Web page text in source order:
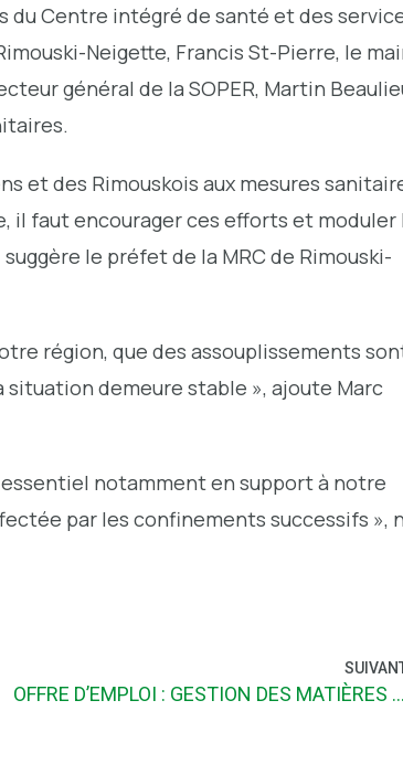
du Centre intégré de santé et des
Neigette, Francis St-Pierre, le
général de la SOPER, Martin
et des Rimouskois aux mesures
il faut encourager ces efforts et moduler
le préfet de la MRC de Rimouski-
région, que des assouplissements
demeure stable », ajoute Marc
notamment en support à notre
par les confinements successifs »,
OFFRE D’EMPLOI : GESTION DES MATIÈRES RÉSIDUELLES/ENVIRONNEMENT